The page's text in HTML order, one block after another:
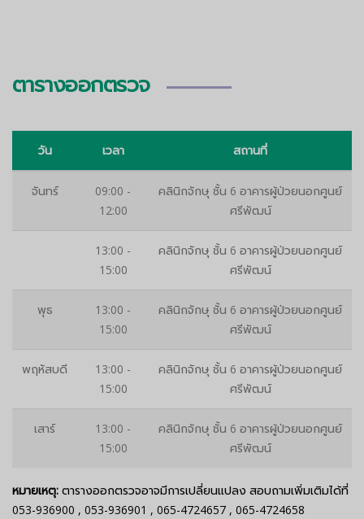
ตารางออกตรวจ
วัน เวลา สถานที่
จันทร์
09:00 -
12:00
คลินิกจักษุ ชั้น 6 อาคารผู้ป่วยนอกศูนย์
ศรีพัฒน์
13:00 -
15:00
คลินิกจักษุ ชั้น 6 อาคารผู้ป่วยนอกศูนย์
ศรีพัฒน์
พุธ
13:00 -
15:00
คลินิกจักษุ ชั้น 6 อาคารผู้ป่วยนอกศูนย์
ศรีพัฒน์
พฤหัสบดี
13:00 -
15:00
คลินิกจักษุ ชั้น 6 อาคารผู้ป่วยนอกศูนย์
ศรีพัฒน์
เสาร์
13:00 -
15:00
คลินิกจักษุ ชั้น 6 อาคารผู้ป่วยนอกศูนย์
ศรีพัฒน์
หมายเหตุ: ตารางออกตรวจอาจมีการเปลี่ยนแปลง สอบถามเพิ่มเติมได้ที่
053-936900 , 053-936901 , 065-4724657 , 065-4724658